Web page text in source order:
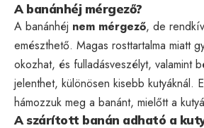
A banánhéj mérgező?
A banánhéj nem mérgező, de
emészthető. Magas rosttartalma miatt
okozhat, és fulladásveszélyt, valamint
jelenthet, különösen kisebb kutyáknál.
hámozzuk meg a banánt, mielőtt a
A szárított banán adható a